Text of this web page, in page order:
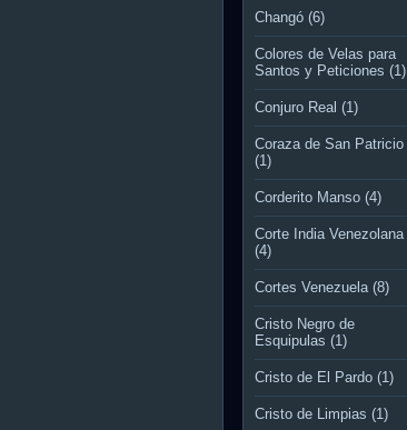
Changó (6)
Colores de Velas para
Santos y Peticiones (1)
Conjuro Real (1)
Coraza de San Patricio
(1)
Corderito Manso (4)
Corte India Venezolana
(4)
Cortes Venezuela (8)
Cristo Negro de
Esquipulas (1)
Cristo de El Pardo (1)
Cristo de Limpias (1)